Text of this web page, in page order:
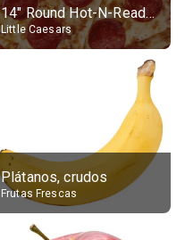
14" Round Hot-N-Ready Pepperoni Pizza
Little Caesars
Plátanos, crudos
Frutas Frescas